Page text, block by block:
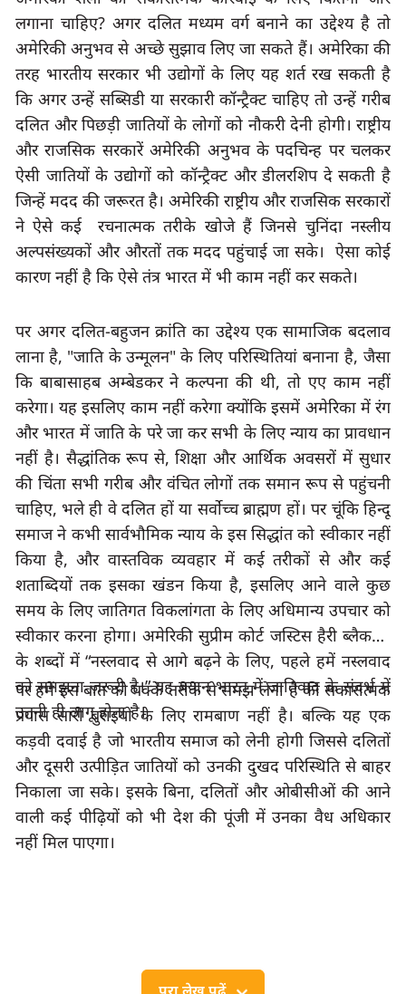
लगाना चाहिए? अगर दलित मध्यम वर्ग बनाने का उद्देश्य है तो
अमेरिकी अनुभव से अच्छे सुझाव लिए जा सकते हैं। अमेरिका की
तरह भारतीय सरकार भी उद्योगों के लिए यह शर्त रख सकती है
कि अगर उन्हें सब्सिडी या सरकारी कॉन्ट्रैक्ट चाहिए तो उन्हें गरीब
दलित और पिछड़ी जातियों के लोगों को नौकरी देनी होगी। राष्ट्रीय
और राजसिक सरकारें अमेरिकी अनुभव के पदचिन्ह पर चलकर
ऐसी जातियों के उद्योगों को कॉन्ट्रैक्ट और डीलरशिप दे सकती है
जिन्हें मदद की जरूरत है। अमेरिकी राष्ट्रीय और राजसिक सरकारों
ने ऐसे कई
रचनात्मक तरीके खोजे हैं जिनसे चुनिंदा नस्लीय
अल्पसंख्यकों और औरतों तक मदद पहुंचाई जा सके। ऐसा कोई
कारण नहीं है कि ऐसे तंत्र भारत में भी काम नहीं कर सकते।
पर अगर दलित-बहुजन क्रांति का उद्देश्य एक सामाजिक बदलाव
लाना है, "जाति के उन्मूलन" के लिए परिस्थितियां बनाना है, जैसा
कि बाबासाहब अम्बेडकर ने कल्पना की थी, तो एए काम नहीं
करेगा। यह इसलिए काम नहीं करेगा क्योंकि इसमें अमेरिका में रंग
और भारत में जाति के परे जा कर सभी के लिए न्याय का प्रावधान
नहीं है। सैद्धांतिक रूप से, शिक्षा और आर्थिक अवसरों में सुधार
की चिंता सभी गरीब और वंचित लोगों तक समान रूप से पहुंचनी
चाहिए, भले ही वे दलित हों या सर्वोच्च ब्राह्मण हों। पर चूंकि हिन्दू
समाज ने कभी सार्वभौमिक न्याय के इस सिद्धांत को स्वीकार नहीं
किया है, और वास्तविक व्यवहार में कई तरीकों से और कई
शताब्दियों तक इसका खंडन किया है, इसलिए आने वाले कुछ
समय के लिए जातिगत विकलांगता के लिए अधिमान्य उपचार को
स्वीकार करना होगा। अमेरिकी सुप्रीम कोर्ट जस्टिस हैरी ब्लैकमुन
के शब्दों में “नस्लवाद से आगे बढ़ने के लिए, पहले हमें नस्लवाद
को समझना ज़रूरी है।” यह बयान भारत में जातिवाद के संदर्भ में
उतनी ही लागू होता है।
पर हमें इस बात को पक्के तरीके से समझ लेना है की सकारात्मक
प्रयास सारी बुराइयों के लिए रामबाण नहीं है। बल्कि यह एक
कड़वी दवाई है जो भारतीय समाज को लेनी होगी जिससे दलितों
और दूसरी उत्पीड़ित जातियों को उनकी दुखद परिस्थिति से बाहर
निकाला जा सके। इसके बिना, दलितों और ओबीसीओं की आने
वाली कई पीढ़ियों को भी देश की पूंजी में उनका वैध अधिकार
नहीं मिल पाएगा।